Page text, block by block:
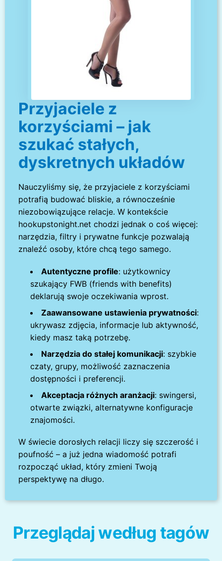
Przyjaciele z
korzyściami – jak
szukać stałych,
dyskretnych układów
Nauczyliśmy się, że przyjaciele z korzyściami
potrafią budować bliskie, a równocześnie
niezobowiązujące relacje. W kontekście
hookupstonight.net chodzi jednak o coś więcej:
narzędzia, filtry i prywatne funkcje pozwalają
znaleźć osoby, które chcą tego samego.
Autentyczne profile: użytkownicy
szukający FWB (friends with benefits)
deklarują swoje oczekiwania wprost.
Zaawansowane ustawienia prywatności:
ukrywasz zdjęcia, informacje lub aktywność,
kiedy masz taką potrzebę.
Narzędzia do stałej komunikacji: szybkie
czaty, grupy, możliwość zaznaczenia
dostępności i preferencji.
Akceptacja różnych aranżacji: swingersi,
otwarte związki, alternatywne konfiguracje
znajomości.
W świecie dorosłych relacji liczy się szczerość i
poufność – a już jedna wiadomość potrafi
rozpocząć układ, który zmieni Twoją
perspektywę na długo.
Przeglądaj według tagów